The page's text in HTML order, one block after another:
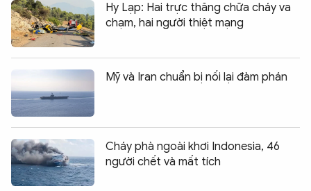
Hy Lạp: Hai trực thăng chữa cháy va
chạm, hai người thiệt mạng
Mỹ và Iran chuẩn bị nối lại đàm phán
Cháy phà ngoài khơi Indonesia, 46
người chết và mất tích